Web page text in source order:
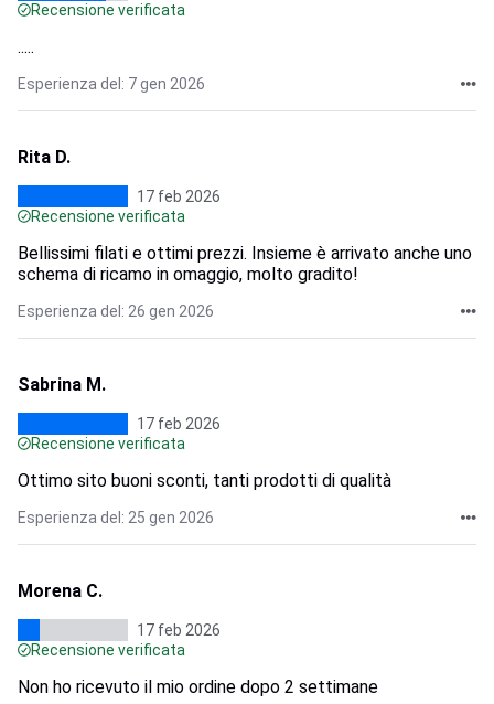
Recensione verificata
.....
Esperienza del: 7 gen 2026
Rita D.
17 feb 2026
Recensione verificata
Bellissimi filati e ottimi prezzi. Insieme è arrivato anche uno
schema di ricamo in omaggio, molto gradito!
Esperienza del: 26 gen 2026
Sabrina M.
17 feb 2026
Recensione verificata
Ottimo sito buoni sconti, tanti prodotti di qualità
Esperienza del: 25 gen 2026
Morena C.
17 feb 2026
Recensione verificata
Non ho ricevuto il mio ordine dopo 2 settimane